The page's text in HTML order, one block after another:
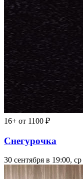
16+ от 1100 ₽
Снегурочка
30 сентября в 19:00, ср